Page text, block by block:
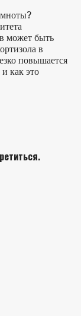
может быть
в
повышается
как это